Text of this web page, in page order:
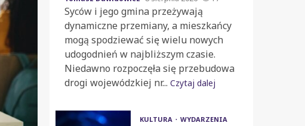
Syców i jego gmina przeżywają
dynamiczne przemiany, a mieszkańcy
mogą spodziewać się wielu nowych
udogodnień w najbliższym czasie.
Niedawno rozpoczęła się przebudowa
drogi wojewódzkiej nr... Czytaj dalej
KULTURA WYDARZENIA